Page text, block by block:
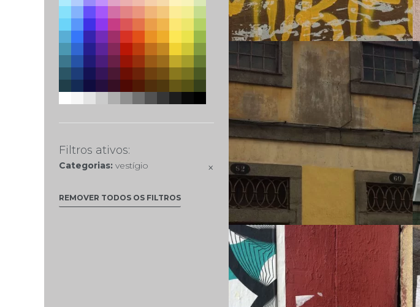
Filtros ativos:
Categorias:vestígio ×
REMOVER TODOS OS FILTROS